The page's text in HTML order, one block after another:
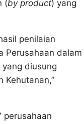
(by product) yang
penilaian
Perusahaan dalam
yang diusung
Kehutanan,”
perusahaan